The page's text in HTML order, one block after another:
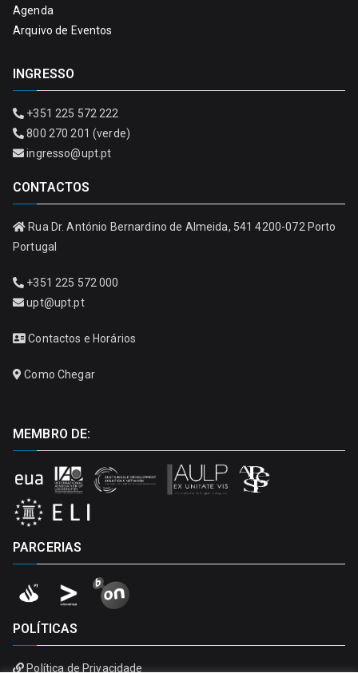
Agenda
Arquivo de Eventos
INGRESSO
+351 225 572 222
800 270 201 (verde)
ingresso@upt.pt
CONTACTOS
Rua Dr. António Bernardino de Almeida, 541 4200-072 Porto
Portugal
+351 225 572 000
upt@upt.pt
Contactos e Horários
Como Chegar
MEMBRO DE:
PARCERIAS
POLÍTICAS
Política de Privacidade